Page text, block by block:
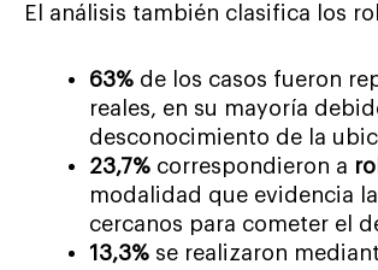
El análisis también clasifica los
63% de los casos fueron
reales, en su mayoría
desconocimiento de la
23,7% correspondieron a
modalidad que evidencia la
cercanos para cometer el
13,3% se realizaron